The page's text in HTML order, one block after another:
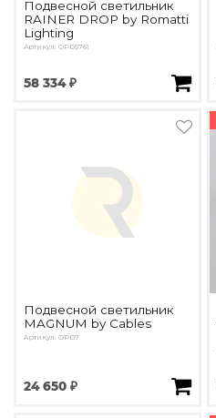
Подвесной светильник
RAINER DROP by Romatti
Lighting
Артикул: OPD5761
58 334 ₽
Подвесной светильник
MAGNUM by Cables
Артикул: OPD7
24 650 ₽